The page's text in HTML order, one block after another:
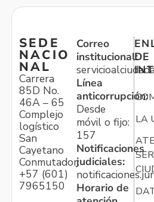
SEDE
NACIO
NAL
Carrera
85D No.
46A – 65
Complejo
logístico
San
Cayetano
Conmutador:
+57 (601)
7965150
Correo
institucional:
Línea
anticorrupción:
Desde
móvil o fijo:
157
Notificaciones
judiciales:
Horario de
DE
LA